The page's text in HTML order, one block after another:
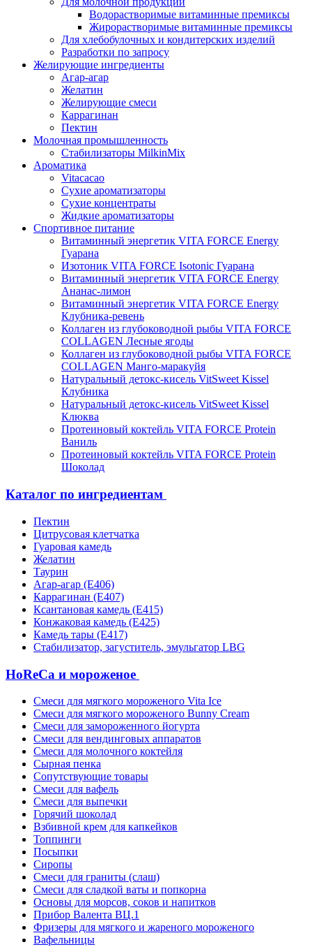
Водорастворимые витаминные премиксы
Жирорастворимые витаминные премиксы
Для хлебобулочных и кондитерских изделий
Разработки по запросу
Желирующие ингредиенты
Агар-агар
Желатин
Желирующие смеси
Каррагинан
Пектин
Молочная промышленность
Стабилизаторы MilkinMix
Ароматика
Vitacacao
Сухие ароматизаторы
Сухие концентраты
Жидкие ароматизаторы
Спортивное питание
Витаминный энергетик VITA FORCE Energy
Гуарана
Изотоник VITA FORCE Isotonic Гуарана
Витаминный энергетик VITA FORCE Energy
Ананас-лимон
Витаминный энергетик VITA FORCE Energy
Клубника-ревень
Коллаген из глубоководной рыбы VITA FORCE
COLLAGEN Лесные ягоды
Коллаген из глубоководной рыбы VITA FORCE
COLLAGEN Манго-маракуйя
Натуральный детокс-кисель VitSweet Kissel
Клубника
Натуральный детокс-кисель VitSweet Kissel
Клюква
Протеиновый коктейль VITA FORCE Protein
Ваниль
Протеиновый коктейль VITA FORCE Protein
Шоколад
Каталог по ингредиентам
Пектин
Цитрусовая клетчатка
Гуаровая камедь
Желатин
Таурин
Агар-агар (Е406)
Каррагинан (Е407)
Ксантановая камедь (Е415)
Конжаковая камедь (Е425)
Камедь тары (Е417)
Стабилизатор, загуститель, эмульгатор LBG
HoReCa и мороженое
Смеси для мягкого мороженого Vita Ice
Смеси для мягкого мороженого Bunny Cream
Смеси для замороженного йогурта
Смеси для вендинговых аппаратов
Смеси для молочного коктейля
Сырная пенка
Сопутствующие товары
Смеси для вафель
Смеси для выпечки
Горячий шоколад
Взбивной крем для капкейков
Топпинги
Посыпки
Сиропы
Смеси для граниты (слаш)
Смеси для сладкой ваты и попкорна
Основы для морсов, соков и напитков
Прибор Валента ВЦ.1
Фризеры для мягкого и жареного мороженого
Вафельницы